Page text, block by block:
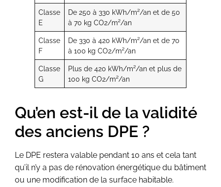
Classe
E
De 250 à 330 kWh/m²/an et de 50
à 70 kg CO2/m²/an
Classe
F
De 330 à 420 kWh/m²/an et de 70
à 100 kg CO2/m²/an
Classe
G
Plus de 420 kWh/m²/an et plus de
100 kg CO2/m²/an
Qu’en est-il de la validité
des anciens DPE ?
Le DPE restera valable pendant 10 ans et cela tant
qu’il n’y a pas de rénovation énergétique du bâtiment
ou une modification de la surface habitable.